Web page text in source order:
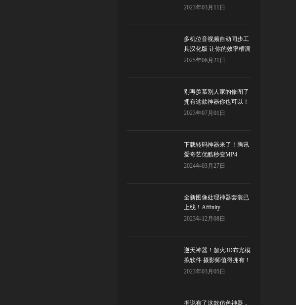
ON1Portrait AI
2023年03月11日
多机位音视频自动同步工
具汉化版 让你的效率槽满
格！
2025年06月21日
别再羡慕别人家的修图了
拥有这款神器你也可以！
Topaz Studio
2023年07月01日
下载转码神器来了！腾讯
爱奇艺优酷秒变MP4
2024年03月27日
全新图像处理神器套装已
上线！Affinity
2023年12月08日
逆天神器！超火3D布光模
拟软件 摄影师值得拥有！
2023年03月05日
据说有了这款仿色神器，